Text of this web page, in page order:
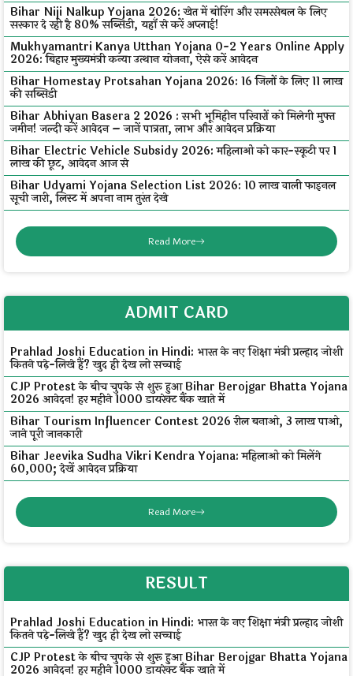
Bihar Niji Nalkup Yojana 2026: खेत में बोरिंग और समरसेबल के लिए
सरकार दे रही है 80% सब्सिडी, यहाँ से करें अप्लाई!
Mukhyamantri Kanya Utthan Yojana 0-2 Years Online Apply
2026: बिहार मुख्यमंत्री कन्या उत्थान योजना, ऐसे करें आवेदन
Bihar Homestay Protsahan Yojana 2026: 16 जिलों के लिए ₹11 लाख
की सब्सिडी
Bihar Abhiyan Basera 2 2026 : सभी भूमिहीन परिवारों को मिलेगी मुफ्त
जमीन! जल्दी करें आवेदन – जानें पात्रता, लाभ और आवेदन प्रक्रिया
Bihar Electric Vehicle Subsidy 2026: महिलाओं को कार-स्कूटी पर ₹1
लाख की छूट, आवेदन आज से
Bihar Udyami Yojana Selection List 2026: ₹10 लाख वाली फाइनल
सूची जारी, लिस्ट में अपना नाम तुरंत देखे
Read More
ADMIT CARD
Prahlad Joshi Education in Hindi: भारत के नए शिक्षा मंत्री प्रल्हाद जोशी
कितने पढ़े-लिखे हैं? खुद ही देख लो सच्चाई
CJP Protest के बीच चुपके से शुरू हुआ Bihar Berojgar Bhatta Yojana
2026 आवेदन! हर महीने ₹1000 डायरेक्ट बैंक खाते में
Bihar Tourism Influencer Contest 2026 रील बनाओ, ₹3 लाख पाओ,
जाने पूरी जानकारी
Bihar Jeevika Sudha Vikri Kendra Yojana: महिलाओं को मिलेंगे
₹60,000; देखें आवेदन प्रक्रिया
Read More
RESULT
Prahlad Joshi Education in Hindi: भारत के नए शिक्षा मंत्री प्रल्हाद जोशी
कितने पढ़े-लिखे हैं? खुद ही देख लो सच्चाई
CJP Protest के बीच चुपके से शुरू हुआ Bihar Berojgar Bhatta Yojana
2026 आवेदन! हर महीने ₹1000 डायरेक्ट बैंक खाते में